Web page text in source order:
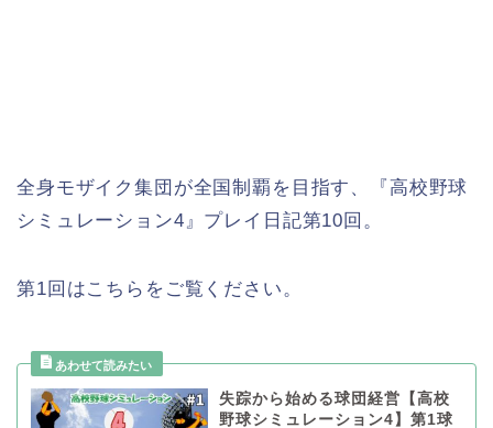
全身モザイク集団が全国制覇を目指す、『高校野球
シミュレーション4』プレイ日記第10回。
第1回はこちらをご覧ください。
失踪から始める球団経営【高校
野球シミュレーション4】第1球